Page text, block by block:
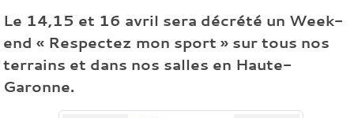
Le 14,15 et 16 avril sera décrété un Week-
end « Respectez mon sport » sur tous nos
terrains et dans nos salles en Haute-
Garonne.